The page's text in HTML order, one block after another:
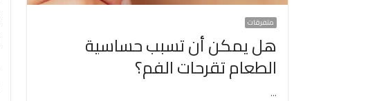
متفرقات
هل يمكن أن تسبب حساسية
الطعام تقرحات الفم؟
…